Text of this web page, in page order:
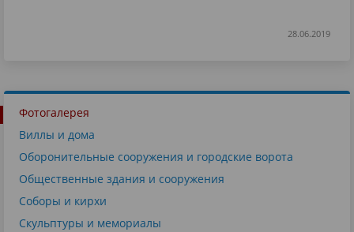
28.06.2019
Фотогалерея
Виллы и дома
Оборонительные сооружения и городские ворота
Общественные здания и сооружения
Соборы и кирхи
Скульптуры и мемориалы